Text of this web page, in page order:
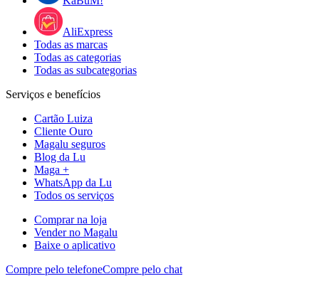
AliExpress
Todas as marcas
Todas as categorias
Todas as subcategorias
Serviços e benefícios
Cartão Luiza
Cliente Ouro
Magalu seguros
Blog da Lu
Maga +
WhatsApp da Lu
Todos os serviços
Comprar na loja
Vender no Magalu
Baixe o aplicativo
Compre pelo telefoneCompre pelo chat